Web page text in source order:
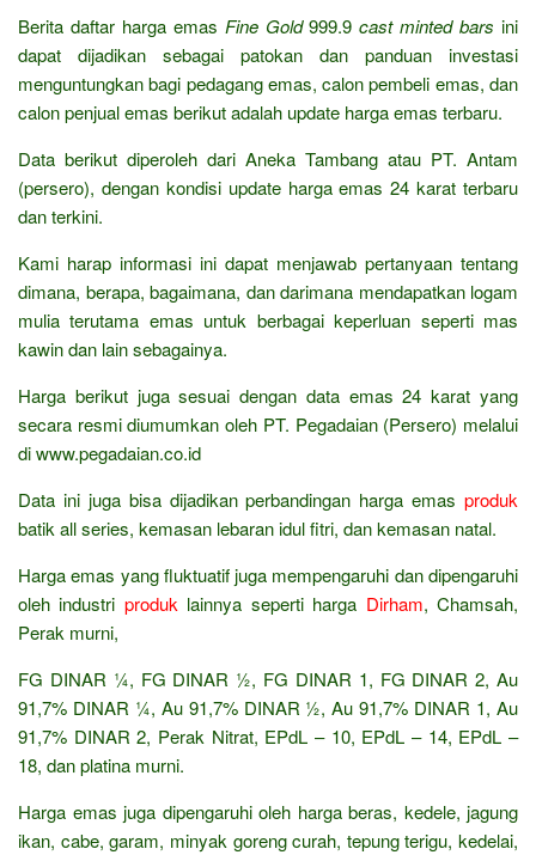
Berita daftar harga emas Fine Gold999.9cast minted barsini
dapat dijadikan sebagai patokan dan panduan investasi
menguntungkan bagi pedagang emas, calon pembeli emas, dan
calon penjual emas berikut adalah update harga emas terbaru.
Data berikut diperoleh dari Aneka Tambang atau PT. Antam
(persero), dengan kondisi update harga emas 24 karat terbaru
dan terkini.
Kami harap informasi ini dapat menjawab pertanyaan tentang
dimana, berapa, bagaimana, dan darimana mendapatkan logam
mulia terutama emas untuk berbagai keperluan seperti mas
kawin dan lain sebagainya.
Harga berikut juga sesuai dengan data emas 24 karat yang
secara resmi diumumkan oleh PT. Pegadaian (Persero) melalui
di www.pegadaian.co.id
Data ini juga bisa dijadikan perbandingan harga emas produk
batik all series, kemasan lebaran idul fitri, dan kemasan natal.
Harga emas yang fluktuatif juga mempengaruhi dan dipengaruhi
oleh industri produklainnya seperti harga Dirham, Chamsah,
Perak murni,
FG DINAR ¼, FG DINAR ½, FG DINAR 1, FG DINAR 2, Au
91,7% DINAR ¼, Au 91,7% DINAR ½, Au 91,7% DINAR 1, Au
91,7% DINAR 2, Perak Nitrat, EPdL – 10, EPdL – 14, EPdL –
18, dan platina murni.
Harga emas juga dipengaruhi oleh harga beras, kedele, jagung
ikan, cabe, garam, minyak goreng curah, tepung terigu, kedelai,